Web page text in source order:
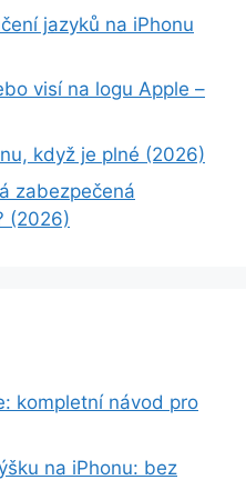
jazyků na iPhonu
visí na logu Apple –
když je plné (2026)
zabezpečená
(2026)
kompletní návod pro
na iPhonu: bez